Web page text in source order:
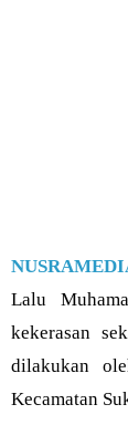
Lalu
kekerasan
dilakukan
Kecamatan